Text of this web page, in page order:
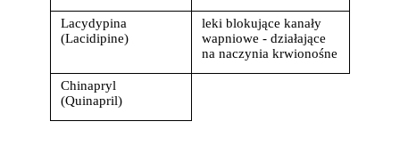
Lacydypina
(Lacidipine)
leki blokujące kanały
wapniowe - działające
na naczynia krwionośne
Chinapryl
(Quinapril)